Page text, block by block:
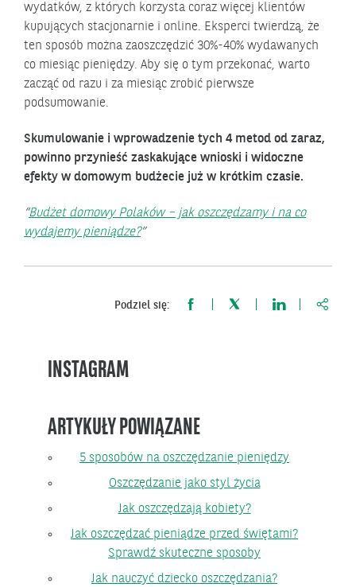
wydatków, z których korzysta coraz więcej klientów
kupujących stacjonarnie i online. Eksperci twierdzą, że
ten sposób można zaoszczędzić 30%-40% wydawanych
co miesiąc pieniędzy. Aby się o tym przekonać, warto
zacząć od razu i za miesiąc zrobić pierwsze
podsumowanie.
Skumulowanie i wprowadzenie tych 4 metod od zaraz,
powinno przynieść zaskakujące wnioski i widoczne
efekty w domowym budżecie już w krótkim czasie.
Budżet domowy Polaków – jak oszczędzamy i na co
wydajemy pieniądze?
Podziel się:
INSTAGRAM
ARTYKUŁY POWIĄZANE
5 sposobów na oszczędzanie pieniędzy
Oszczędzanie jako styl życia
Jak oszczędzają kobiety?
Jak oszczędzać pieniądze przed świętami?
Sprawdź skuteczne sposoby
Jak nauczyć dziecko oszczędzania?